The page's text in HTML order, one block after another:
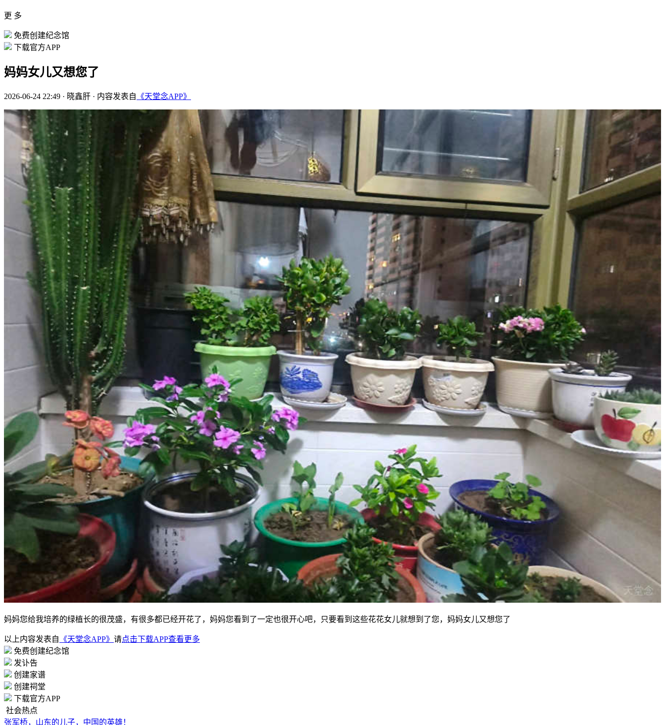
更 多
免费创建纪念馆
下载官方APP
妈妈女儿又想您了
2026-06-24 22:49 · 晓鑫肝 · 内容发表自 《天堂念APP》
妈妈您给我培养的绿植长的很茂盛，有很多都已经开花了，妈妈您看到了一定也很开心吧，只要看到这些花花女儿就想到了您，妈妈女儿又想您了
以上内容发表自 《天堂念APP》 请点击下载APP查看更多
免费创建纪念馆
发讣告
创建家谱
创建祠堂
下载官方APP
社会热点
张军桥，山东的儿子，中国的英雄！